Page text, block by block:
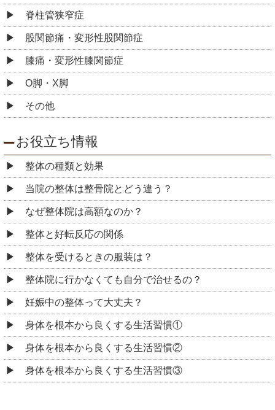
脊柱管狭窄症
股関節痛・変形性股関節症
膝痛・変形性膝関節症
O脚・X脚
その他
お役立ち情報
整体の種類と効果
当院の整体は整骨院とどう違う？
なぜ整体院は高額なのか？
整体と好転反応の関係
整体を受けるときの服装は？
整体院に行かなくても自分で治せるの？
妊娠中の整体って大丈夫？
身体を根本から良くする生活習慣①
身体を根本から良くする生活習慣②
身体を根本から良くする生活習慣③